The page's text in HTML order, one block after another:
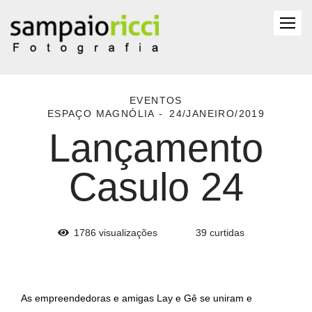
EVENTOS
ESPAÇO MAGNÓLIA
24/JANEIRO/2019
Lançamento
Casulo 24
1786 visualizações 39 curtidas
As empreendedoras e amigas Lay e Gê se uniram e